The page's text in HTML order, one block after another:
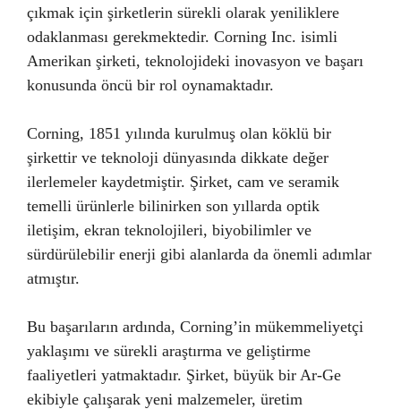
çıkmak için şirketlerin sürekli olarak yeniliklere
odaklanması gerekmektedir. Corning Inc. isimli
Amerikan şirketi, teknolojideki inovasyon ve başarı
konusunda öncü bir rol oynamaktadır.
Corning, 1851 yılında kurulmuş olan köklü bir
şirkettir ve teknoloji dünyasında dikkate değer
ilerlemeler kaydetmiştir. Şirket, cam ve seramik
temelli ürünlerle bilinirken son yıllarda optik
iletişim, ekran teknolojileri, biyobilimler ve
sürdürülebilir enerji gibi alanlarda da önemli adımlar
atmıştır.
Bu başarıların ardında, Corning’in mükemmeliyetçi
yaklaşımı ve sürekli araştırma ve geliştirme
faaliyetleri yatmaktadır. Şirket, büyük bir Ar-Ge
ekibiyle çalışarak yeni malzemeler, üretim